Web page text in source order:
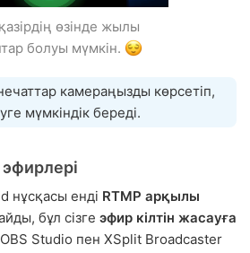
өзінде жылы
болуы мүмкін.
камераңызды көрсетіп,
мүмкіндік береді.
нұсқасы енді RTMP арқылы
бұл сізге эфир кілтін жасауға
Studio пен XSplit Broadcaster